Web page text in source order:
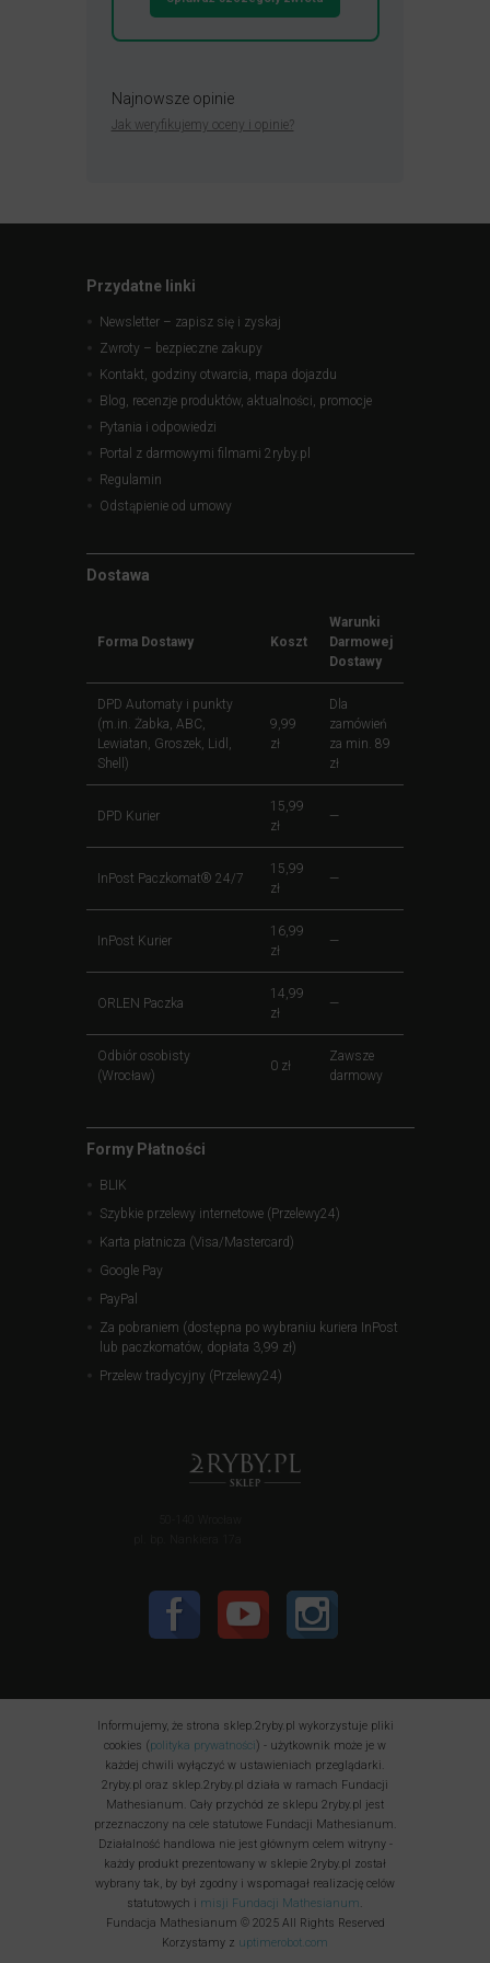
Najnowsze opinie
Jak weryfikujemy oceny i opinie?
Przydatne linki
Newsletter – zapisz się i zyskaj
Zwroty – bezpieczne zakupy
Kontakt, godziny otwarcia, mapa dojazdu
Blog, recenzje produktów, aktualności, promocje
Pytania i odpowiedzi
Portal z darmowymi filmami 2ryby.pl
Regulamin
Odstąpienie od umowy
Dostawa
Forma Dostawy Koszt
Warunki
Darmowej
Dostawy
DPD Automaty i punkty
(m.in. Żabka, ABC,
Lewiatan, Groszek, Lidl,
Shell)
9,99
zł
Dla
zamówień
za min. 89
zł
DPD Kurier
15,99
zł
—
InPost Paczkomat® 24/7
15,99
zł
—
InPost Kurier
16,99
zł
—
ORLEN Paczka
14,99
zł
—
Odbiór osobisty
(Wrocław)
0 zł
Zawsze
darmowy
Formy Płatności
BLIK
Szybkie przelewy internetowe (Przelewy24)
Karta płatnicza (Visa/Mastercard)
Google Pay
PayPal
Za pobraniem (dostępna po wybraniu kuriera InPost
lub paczkomatów, dopłata 3,99 zł)
Przelew tradycyjny (Przelewy24)
Informujemy, że strona sklep.2ryby.pl wykorzystuje pliki
cookies (polityka prywatności) - użytkownik może je w
każdej chwili wyłączyć w ustawieniach przeglądarki.
2ryby.pl oraz sklep.2ryby.pl działa w ramach Fundacji
Mathesianum. Cały przychód ze sklepu 2ryby.pl jest
przeznaczony na cele statutowe Fundacji Mathesianum.
Działalność handlowa nie jest głównym celem witryny -
każdy produkt prezentowany w sklepie 2ryby.pl został
wybrany tak, by był zgodny i wspomagał realizację celów
statutowych i misji Fundacji Mathesianum.
Fundacja Mathesianum © 2025 All Rights Reserved
Korzystamy z uptimerobot.com